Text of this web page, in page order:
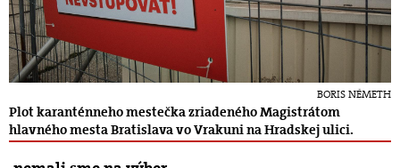
BORIS NÉMETH
Plot karanténneho mestečka zriadeného Magistrátom
hlavného mesta Bratislava vo Vrakuni na Hradskej ulici.